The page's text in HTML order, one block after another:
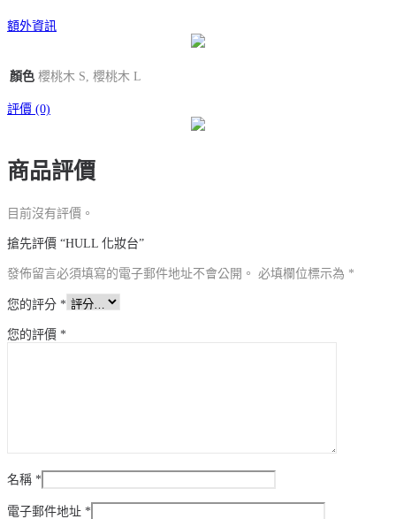
額外資訊
顏色 櫻桃木 S, 櫻桃木 L
評價 (0)
商品評價
目前沒有評價。
搶先評價 “HULL 化妝台”
發佈留言必須填寫的電子郵件地址不會公開。 必填欄位標示為 *
您的評分 *
您的評價 *
名稱 *
電子郵件地址 *